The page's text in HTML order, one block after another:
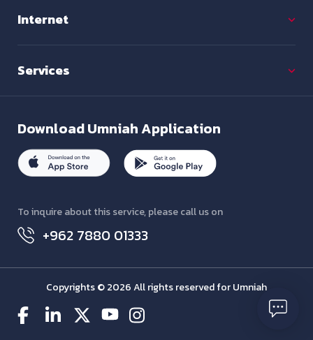
Internet
Services
DownloadUmniah Application
To inquire about this service, please call us on
+962 7880 01333
Copyrights © 2026 All rights reserved for Umniah